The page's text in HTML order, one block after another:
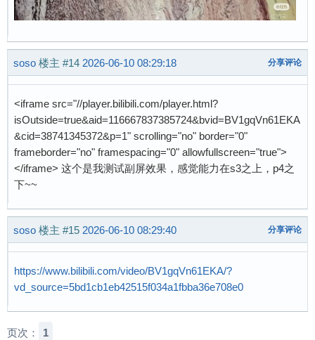
soso 楼主 #14 2026-06-10 08:29:18 分享评论
<iframe src="//player.bilibili.com/player.html?
isOutside=true&aid=116667837385724&bvid=BV1gqVn61EKA
&cid=38741345372&p=1" scrolling="no" border="0"
frameborder="no" framespacing="0" allowfullscreen="true">
</iframe> 这个是我测试副屏效果，感觉能力在s3之上，p4之
下~~
soso 楼主 #15 2026-06-10 08:29:40 分享评论
https://www.bilibili.com/video/BV1gqVn61EKA/?
vd_source=5bd1cb1eb42515f034a1fbba36e708e0
页次： 1